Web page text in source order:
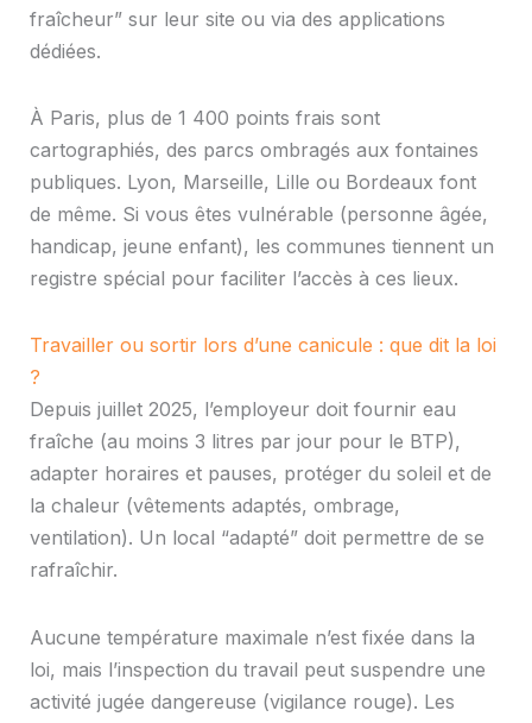
fraîcheur” sur leur site ou via des applications
dédiées.
À Paris, plus de 1 400 points frais sont
cartographiés, des parcs ombragés aux fontaines
publiques. Lyon, Marseille, Lille ou Bordeaux font
de même. Si vous êtes vulnérable (personne âgée,
handicap, jeune enfant), les communes tiennent un
registre spécial pour faciliter l’accès à ces lieux.
Travailler ou sortir lors d’une canicule : que dit la loi
?
Depuis juillet 2025, l’employeur doit fournir eau
fraîche (au moins 3 litres par jour pour le BTP),
adapter horaires et pauses, protéger du soleil et de
la chaleur (vêtements adaptés, ombrage,
ventilation). Un local “adapté” doit permettre de se
rafraîchir.
Aucune température maximale n’est fixée dans la
loi, mais l’inspection du travail peut suspendre une
activité jugée dangereuse (vigilance rouge). Les